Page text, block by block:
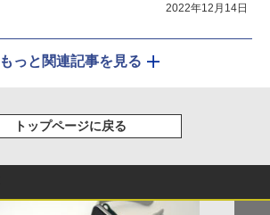
2022年12月14日
もっと関連記事を見る
トップページに戻る